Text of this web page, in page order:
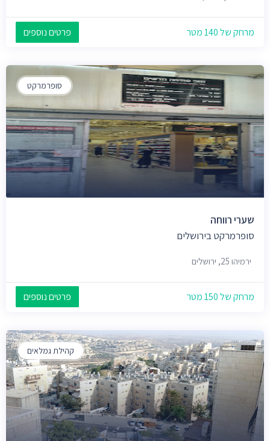
מרחק של 140 מטר פרטים נוספים
סופרמרקט
שערי רווחה
סופרמרקט בירושלים
ירמיהו 25, ירושלים
מרחק של 150 מטר פרטים נוספים
קהילת גמלאים